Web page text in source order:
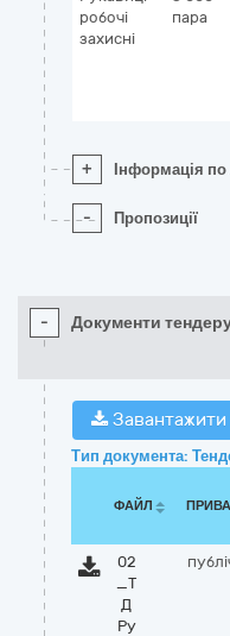
робочі
захисні
пара
+ Інформація по
- Пропозиції
- Документи
Завантажити
Тип документа:
ФАЙЛ
02
_Т
Д
Ру